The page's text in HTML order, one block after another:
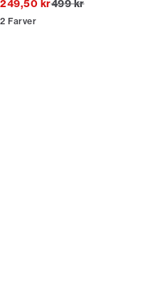
249,50 krI alt (uden rabat)
499 kr
2 Farver